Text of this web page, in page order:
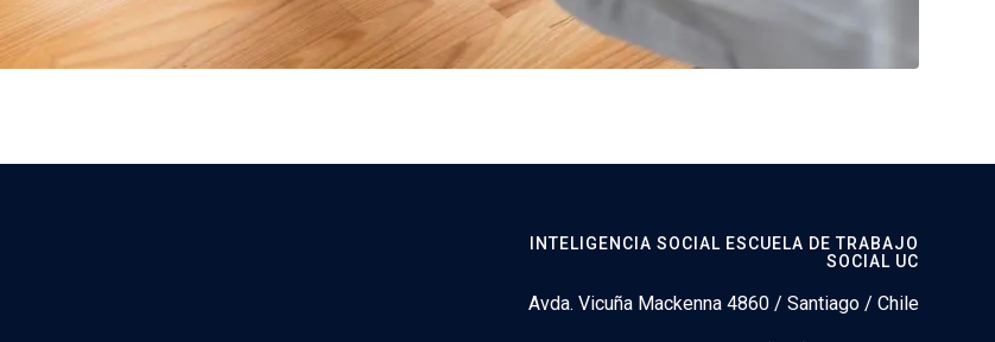
INTELIGENCIA SOCIAL ESCUELA DE TRABAJO
SOCIAL UC
Avda. Vicuña Mackenna 4860 / Santiago / Chile